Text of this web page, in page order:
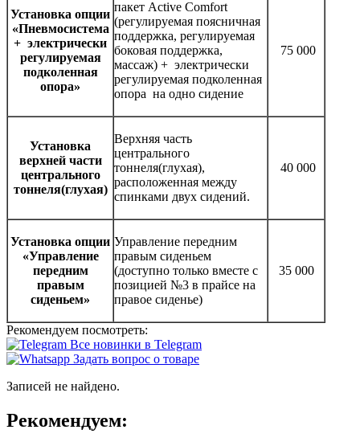
Установка опции
«Пневмосистема
+ электрически
регулируемая
подколенная
опора»
пакет Active Comfort
(регулируемая поясничная
поддержка, регулируемая
боковая поддержка,
массаж) + электрически
регулируемая подколенная
опора на одно сидение
75 000
Установка
верхней части
центрального
тоннеля(глухая)
Верхняя часть
центрального
тоннеля(глухая),
расположенная между
спинками двух сидений.
40 000
Установка опции
«Управление
передним
правым
сиденьем»
Управление передним
правым сиденьем
(доступно только вместе с
позицией №3 в прайсе на
правое сиденье)
35 000
Рекомендуем посмотреть:
Все новинки в Telegram
Задать вопрос о товаре
Записей не найдено.
Рекомендуем: